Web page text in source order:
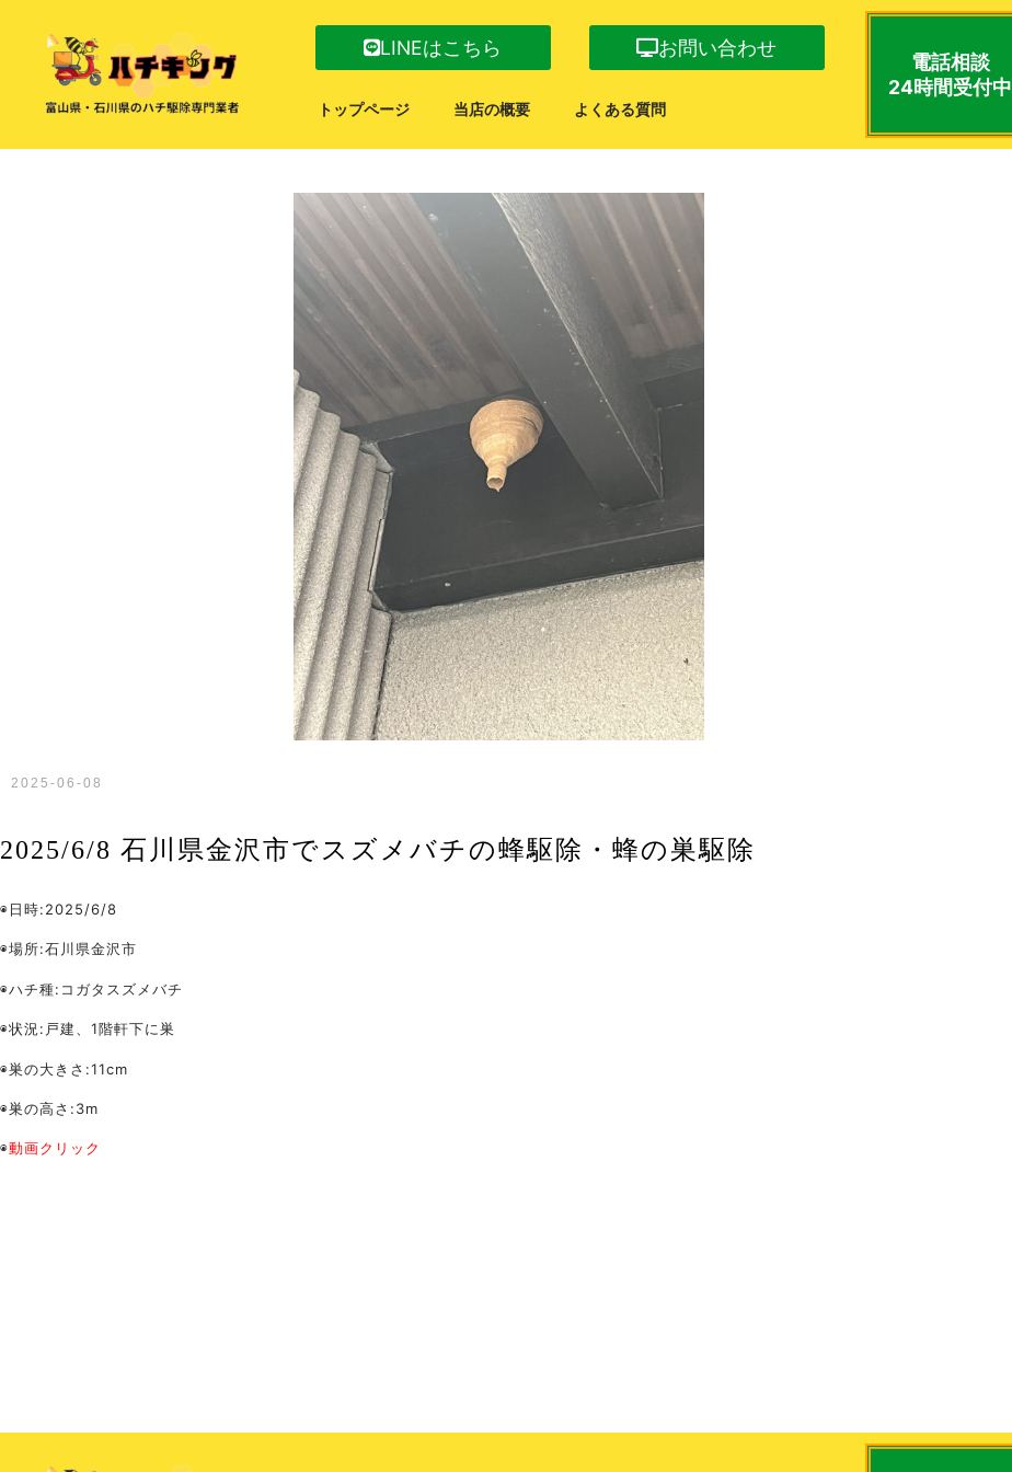
LINEはこちら お問い合わせ
トップページ 当店の概要 よくある質問
電話相談
24時間受付中
2025-06-08
2025/6/8 石川県金沢市でスズメバチの蜂駆除・蜂の巣駆除
◉日時:2025/6/8
◉場所:石川県金沢市
◉ハチ種:コガタスズメバチ
◉状況:戸建、1階軒下に巣
◉巣の大きさ:11cm
◉巣の高さ:3m
◉動画クリック